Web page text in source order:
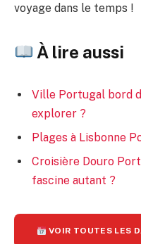
voyage dans le temps !
À lire aussi
Ville Portugal bord
explorer ?
Plages à Lisbonne
Croisière Douro
fascine autant ?
VOIR TOUTES LES